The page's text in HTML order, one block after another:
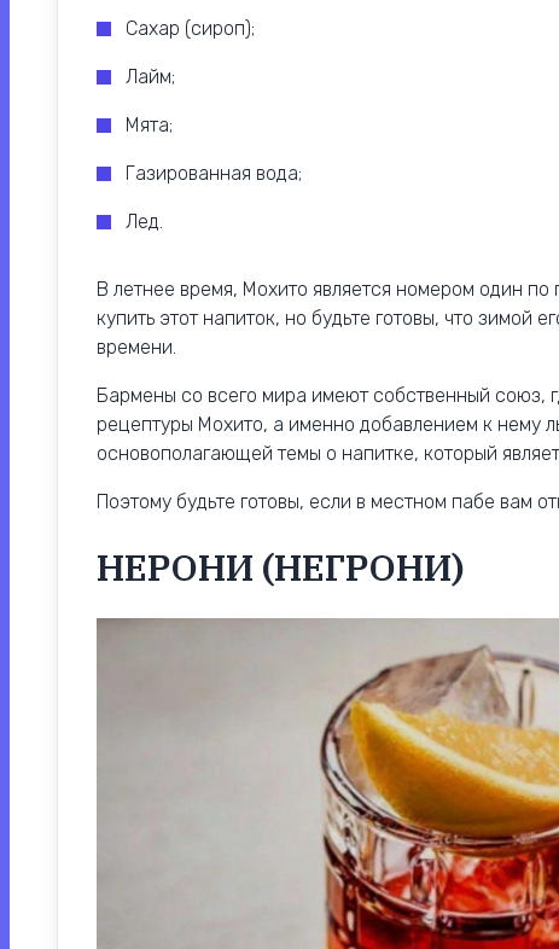
Сахар (сироп);
Лайм;
Мята;
Газированная вода;
Лед.
В летнее время, Мохито является номером один
купить этот напиток, но будьте готовы, что зимой
времени.
Бармены со всего мира имеют собственный союз,
рецептуры Мохито, а именно добавлением к нему
основополагающей темы о напитке, который
Поэтому будьте готовы, если в местном пабе вам
НЕРОНИ (НЕГРОНИ)